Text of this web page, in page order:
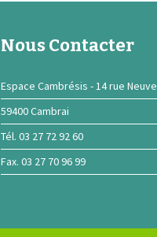
Nous Contacter
Espace Cambrésis - 14 rue Neuve
59400 Cambrai
Tél. 03 27 72 92 60
Fax. 03 27 70 96 99